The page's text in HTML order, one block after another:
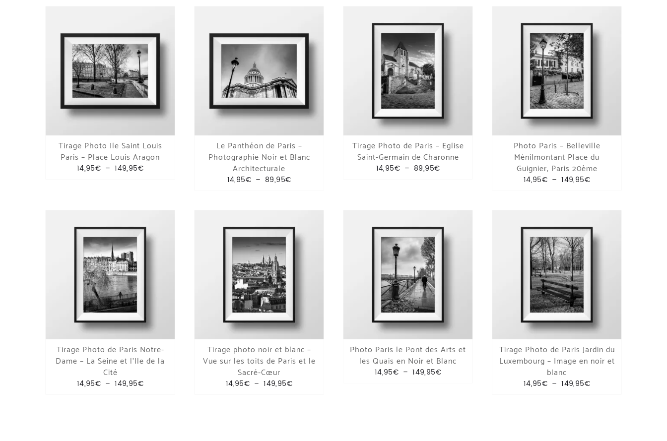
Tirage Photo Ile Saint Louis
Paris – Place Louis Aragon
14,95€ – 149,95€Plage de prix : 14,95€ à 149,95€
Le Panthéon de Paris –
Photographie Noir et Blanc
Architecturale
14,95€ – 89,95€Plage de prix : 14,95€ à 89,95€
Tirage Photo de Paris – Eglise
Saint-Germain de Charonne
14,95€ – 89,95€Plage de prix : 14,95€ à 89,95€
Photo Paris – Belleville
Ménilmontant Place du
Guignier, Paris 20ème
14,95€ – 149,95€Plage de prix :
Tirage Photo de Paris Notre-
Dame – La Seine et l’Ile de la
Cité
14,95€ – 149,95€Plage de prix : 14,95€ à 149,95€
Tirage photo noir et blanc –
Vue sur les toits de Paris et le
Sacré-Cœur
14,95€ – 149,95€Plage de prix : 14,95€ à 149,95€
Photo Paris le Pont des Arts et
les Quais en Noir et Blanc
14,95€ – 149,95€Plage de prix : 14,95€ à 149,95€
Tirage Photo de Paris Jardin du
Luxembourg – Image en noir et
blanc
14,95€ – 149,95€Plage de prix :